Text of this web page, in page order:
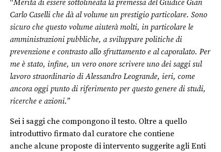
“Merita di essere sottolineata la premessa del Giudice Gian
Carlo Caselli che dà al volume un prestigio particolare. Sono
sicuro che questo volume aiuterà molti, in particolare le
amministrazioni pubbliche, a sviluppare politiche di
prevenzione e contrasto allo sfruttamento e al caporalato. Per
me è stato, infine, un vero onore scrivere uno dei saggi sul
lavoro straordinario di Alessandro Leogrande, ieri, come
ancora oggi punto di riferimento per questo genere di studi,
ricerche e azioni.”
Sei i saggi che compongono il testo. Oltre a quello
introduttivo firmato dal curatore che contiene
anche alcune proposte di intervento suggerite agli Enti